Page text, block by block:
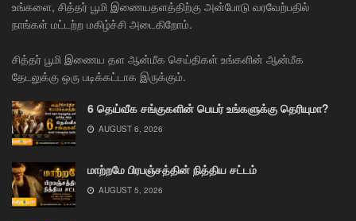
உங்களை, சித்தர் பூமி இணையதளத்திற்கு அன்போடு வரவேற்பதில்
நாங்கள் மட்டற்ற மகிழ்ச்சி அடைகிறோம்.
சித்தர் பூமி இணைய தள ஆன்மீக செய்திகள் உங்களின் ஆன்மீக
தேடலுக்கு ஒரு படிக்கட்டாக இருக்கும்.
6 தெய்வீக சங்குகளின் பெயர் உங்களுக்கு தெரியுமா?
AUGUST 6, 2026
மாற்றமே பிரபஞ்சத்தின் நித்திய சட்டம்
AUGUST 5, 2026